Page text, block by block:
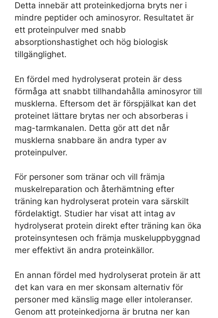
Detta innebär att proteinkedjorna bryts ner i
mindre peptider och aminosyror. Resultatet är
ett proteinpulver med snabb
absorptionshastighet och hög biologisk
tillgänglighet.
En fördel med hydrolyserat protein är dess
förmåga att snabbt tillhandahålla aminosyror till
musklerna. Eftersom det är förspjälkat kan det
proteinet lättare brytas ner och absorberas i
mag-tarmkanalen. Detta gör att det når
musklerna snabbare än andra typer av
proteinpulver.
För personer som tränar och vill främja
muskelreparation och återhämtning efter
träning kan hydrolyserat protein vara särskilt
fördelaktigt. Studier har visat att intag av
hydrolyserat protein direkt efter träning kan öka
proteinsyntesen och främja muskeluppbyggnad
mer effektivt än andra proteinkällor.
En annan fördel med hydrolyserat protein är att
det kan vara en mer skonsam alternativ för
personer med känslig mage eller intoleranser.
Genom att proteinkedjorna är brutna ner kan